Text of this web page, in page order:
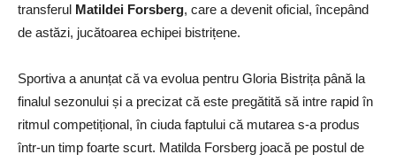
transferul Matildei Forsberg, care a devenit oficial, începând
de astăzi, jucătoarea echipei bistrițene.
Sportiva a anunțat că va evolua pentru Gloria Bistrița până la
finalul sezonului și a precizat că este pregătită să intre rapid în
ritmul competițional, în ciuda faptului că mutarea s-a produs
într-un timp foarte scurt. Matilda Forsberg joacă pe postul de